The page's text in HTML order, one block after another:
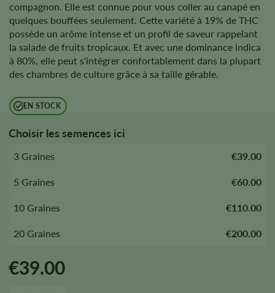
compagnon. Elle est connue pour vous coller au canapé en
quelques bouffées seulement. Cette variété à 19% de THC
possède un arôme intense et un profil de saveur rappelant
la salade de fruits tropicaux. Et avec une dominance indica
à 80%, elle peut s'intégrer confortablement dans la plupart
des chambres de culture grâce à sa taille gérable.
EN STOCK
Choisir les semences ici
3 Graines €39.00
5 Graines €60.00
10 Graines €110.00
20 Graines €200.00
€39.00